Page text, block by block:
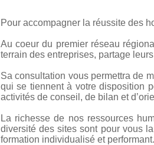
Pour accompagner la réussite des
Au coeur du premier réseau
terrain des entreprises, partage
Sa consultation vous permettra de
qui se tiennent à votre disposition
activités de conseil, de bilan et
La richesse de nos ressources
diversité des sites sont pour vous
formation individualisé et performant.